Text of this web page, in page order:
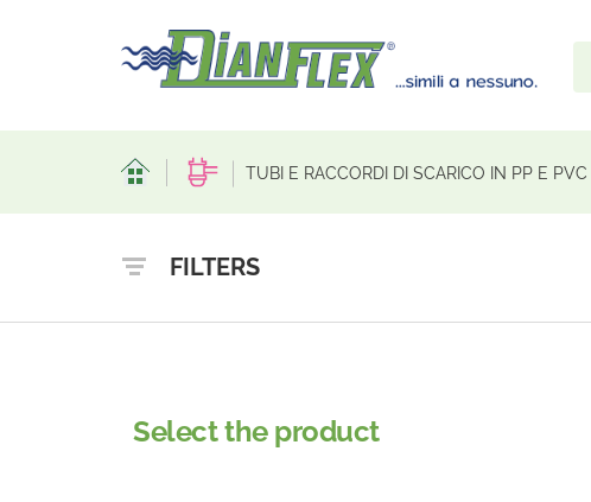
TUBI E RACCORDI DI SCARICO IN PP E
FILTERS
Select the product